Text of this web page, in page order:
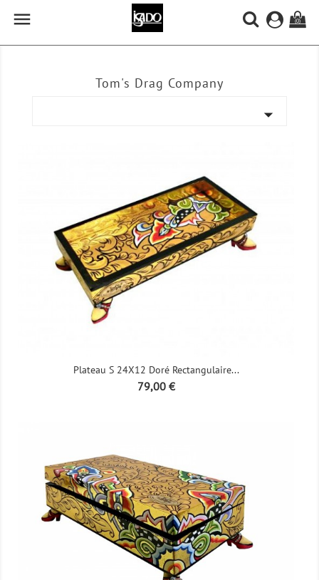
 (0)
Tom's Drag Company

Plateau S 24X12 Doré Rectangulaire...
Prix
79,00 €